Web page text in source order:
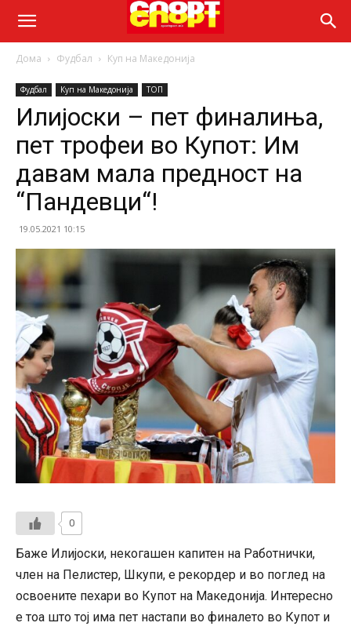
Дома Фудбал Куп на Македонија
Фудбал Куп на Македонија ТОП
Илијоски – пет финалиња,
пет трофеи во Купот: Им
давам мала предност на
“Пандевци“!
19.05.2021 10:15
0
Баже Илијоски, некогашен капитен на Работнички,
член на Пелистер, Шкупи, е рекордер и во поглед на
освоените пехари во Купот на Македонија. Интересно
е тоа што тој има пет настапи во финалето во Купот и